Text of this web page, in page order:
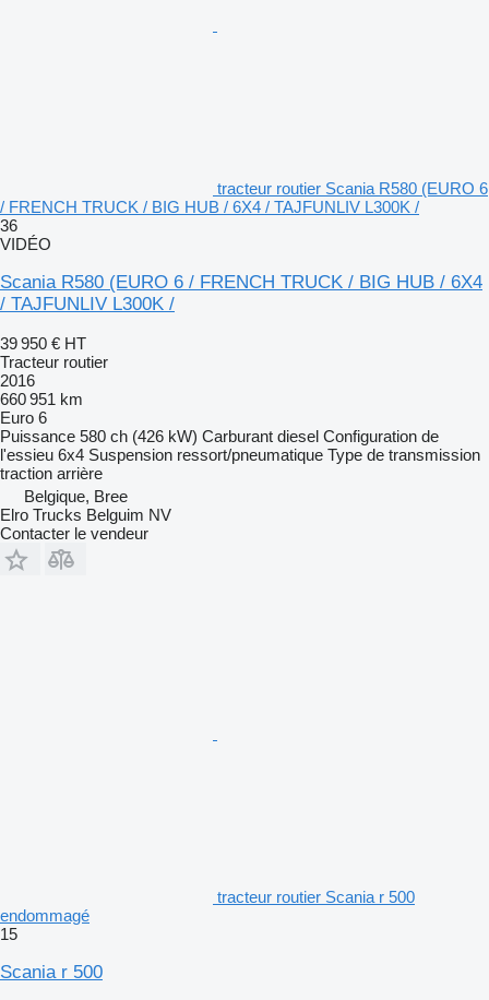
tracteur routier Scania R580 (EURO 6
/ FRENCH TRUCK / BIG HUB / 6X4 / TAJFUNLIV L300K /
36
VIDÉO
Scania R580 (EURO 6 / FRENCH TRUCK / BIG HUB / 6X4
/ TAJFUNLIV L300K /
39 950 € HT
Tracteur routier
2016
660 951 km
Euro 6
Puissance 580 ch (426 kW) Carburant diesel Configuration de
l'essieu 6x4 Suspension ressort/pneumatique Type de transmission
traction arrière
Belgique, Bree
Elro Trucks Belguim NV
Contacter le vendeur
tracteur routier Scania r 500
endommagé
15
Scania r 500